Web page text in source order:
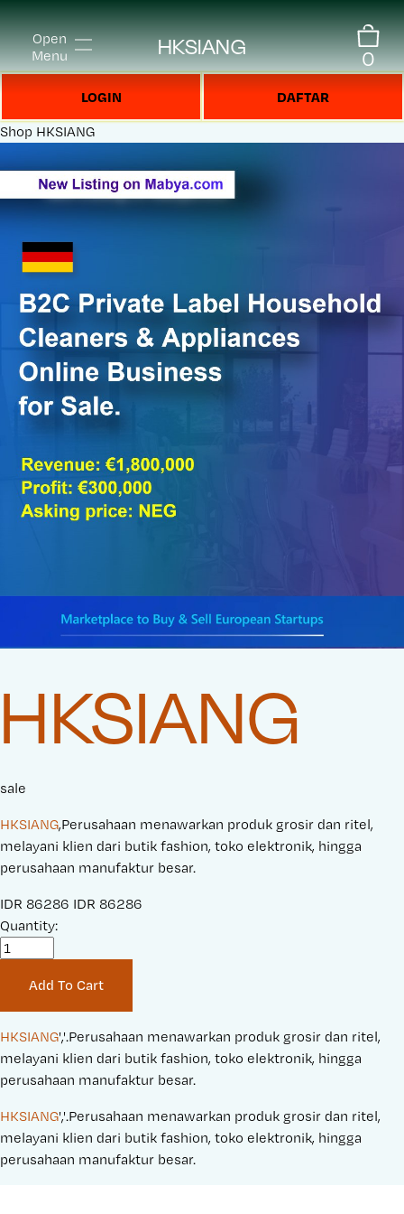
Open
Menu
HKSIANG 0
LOGIN DAFTAR
Shop HKSIANG
HKSIANG
sale
HKSIANG,Perusahaan menawarkan produk grosir dan ritel,
melayani klien dari butik fashion, toko elektronik, hingga
perusahaan manufaktur besar.
S
a
r
i
c
e
IDR 86286 O
n
a
l
P
i
c
e
IDR 86286
Quantity:
Add To Cart
HKSIANG','.Perusahaan menawarkan produk grosir dan ritel,
melayani klien dari butik fashion, toko elektronik, hingga
perusahaan manufaktur besar.
HKSIANG','.Perusahaan menawarkan produk grosir dan ritel,
melayani klien dari butik fashion, toko elektronik, hingga
perusahaan manufaktur besar.